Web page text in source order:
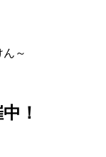
～
！